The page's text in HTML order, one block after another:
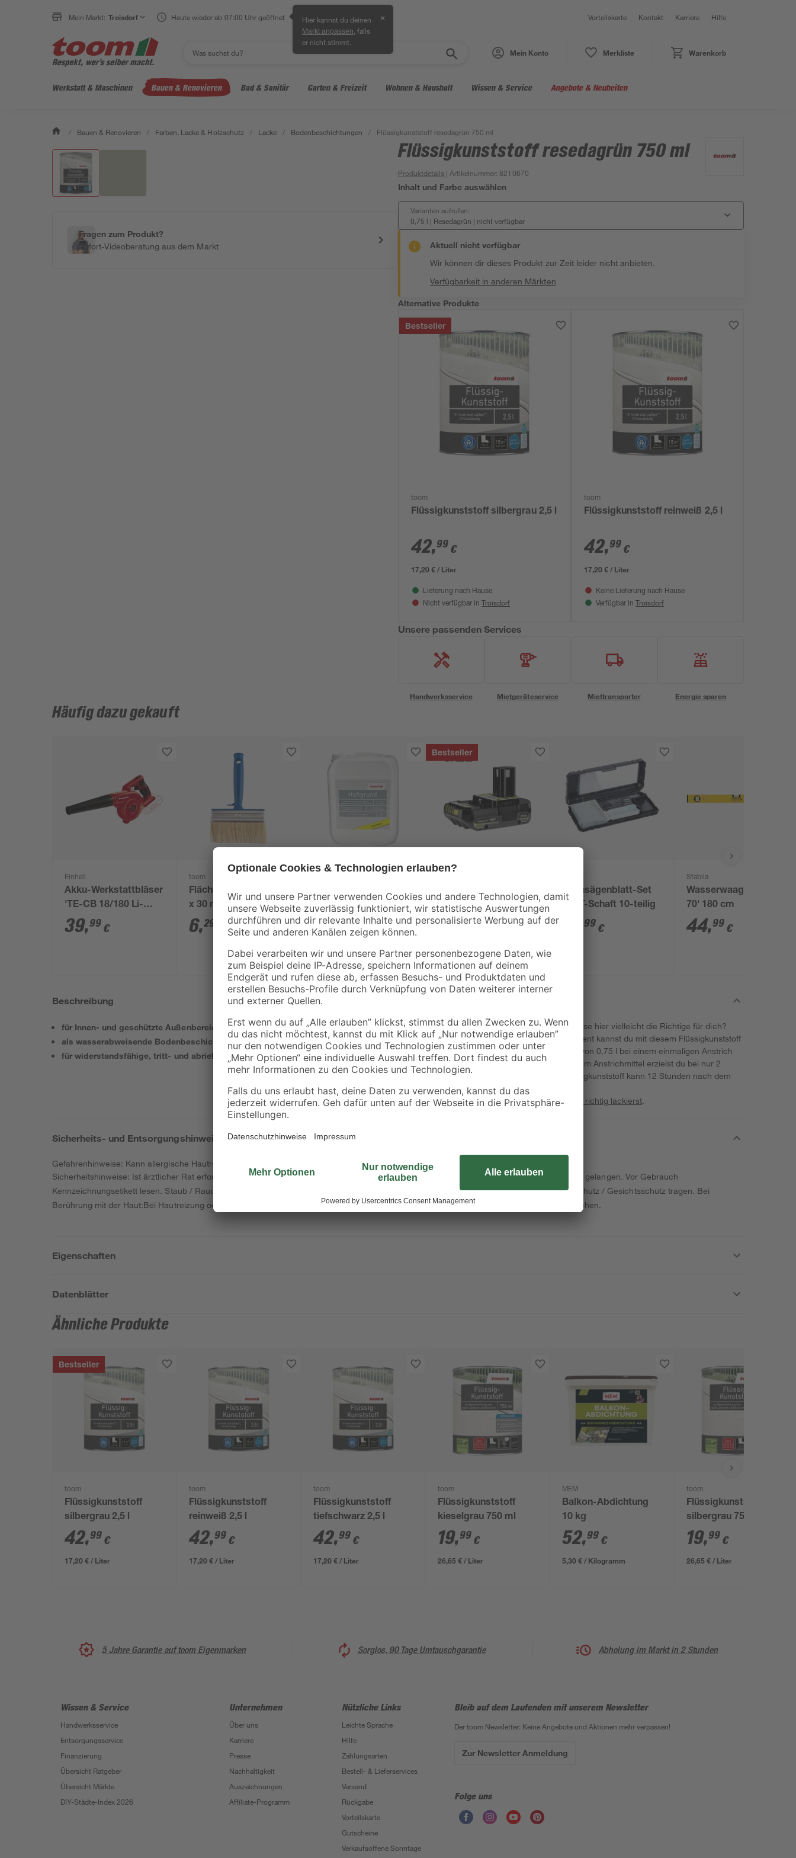
Mein Markt: Troisdorf Heute wieder ab 07:00 Uhr geöffnet Hier kannst du deinen
Markt anpassen , falls
er nicht stimmt.
✕ Vorteilskarte Kontakt Karriere Hilfe
Mein Konto Merkliste Warenkorb
Werkstatt & Maschinen Bauen & Renovieren Bad & Sanitär Garten & Freizeit Wohnen & Haushalt Wissen & Service Angebote & Neuheiten
/ Bauen & Renovieren / Farben, Lacke & Holzschutz / Lacke / Bodenbeschichtungen / Flüssigkunststoff resedagrün 750 ml
Fragen zum Produkt?
Sofort-Videoberatung aus dem Markt
Flüssigkunststoff resedagrün 750 ml
Produktdetails | Artikelnummer: 8210670
Inhalt und Farbe auswählen
Varianten aufrufen:
0,75 l | Resedagrün | nicht verfügbar
Aktuell nicht verfügbar
Wir können dir dieses Produkt zur Zeit leider nicht anbieten.
Verfügbarkeit in anderen Märkten
Alternative Produkte
Bestseller
toom
Flüssigkunststoff silbergrau 2,5 l
42,99 €
17,20 € / Liter
Lieferung nach Hause
Nicht verfügbar in Troisdorf
toom
Flüssigkunststoff reinweiß 2,5 l
42,99 €
17,20 € / Liter
Keine Lieferung nach Hause
Verfügbar in Troisdorf
Unsere passenden Services
Handwerksservice Mietgeräteservice Miettransporter Energie sparen
Häufig dazu gekauft
Einhell
Akku-Werkstattbläser
'TE-CB 18/180 Li-
Solo' ohne Akku und
Ladegerät
39,99 €
toom
Flächenstreicher 120
x 30 mm
6,29
Haftgrund 10 l
37,99€
3,80 € / Liter
Bestseller
Akku 'ONE+ RB1825C
LI-ION' 18 V 2,5 Ah
59,99
Stichsägenblatt-Set
mit T-Schaft 10-teilig
99 €
Stabila
Wasserwaage 'Type
70' 180 cm
44,99 €
Beschreibung
für Innen- und geschützte Außenbereiche
als wasserabweisende Bodenbeschichtung
für widerstandsfähige, tritt- und abriebfeste Oberflächen
Beschichtungen erfüllen viele Funktionen. Ist diese hier vielleicht die Richtige für dich?
Mineralische Untergründe, Beton und Faserzement kannst du mit diesem Flüssigkunststoff
von Toom bearbeiten. Du kannst mit dem Inhalt von 0,75 l bei einem einmaligen Anstrich
größere Flächen bis zu 4,5 m² behandeln. Mit dem Anstrichmittel erzielst du bei nur 2
Anstrichen bereits ein gutes Ergebnis. Der Flüssigkunststoff kann 12 Stunden nach dem
Anstrich zu guter Letzt überstrichen werden.
Erfahre mehr darüber, wie du deineBauprojekte richtig lackierst.
Sicherheits- und Entsorgungshinweise
Gefahrenhinweise: Kann allergische Hautreaktionen verursachen.
Sicherheitshinweise: Ist ärztlicher Rat erforderlich, Verpackung oder Kennzeichnungsetikett bereithalten. Darf nicht in die Hände von Kindern gelangen. Vor Gebrauch
Kennzeichnungsetikett lesen. Staub / Rauch / Gas / Nebel / Dampf / Aerosol nicht einatmen. Schutzhandschuhe / Schutzkleidung / Augenschutz / Gesichtsschutz tragen. Bei
Berührung mit der Haut:Bei Hautreizung oder -ausschlag: Ärztlichen Rat einholen / ärztliche Hilfe hinzuziehen. Kontaminierte Kleidung ausziehen.
Eigenschaften
Datenblätter
Ähnliche Produkte
Bestseller
toom
Flüssigkunststoff
silbergrau 2,5 l
42,99 €
17,20 € / Liter
toom
Flüssigkunststoff
reinweiß 2,5 l
42,99 €
17,20 € / Liter
toom
Flüssigkunststoff
tiefschwarz 2,5 l
42,99 €
17,20 € / Liter
toom
Flüssigkunststoff
kieselgrau 750 ml
19,99 €
26,65 € / Liter
MEM
Balkon-Abdichtung
10 kg
52,99 €
5,30 € / Kilogramm
toom
Flüssigkunststoff
silbergrau 750 ml
19,99 €
26,65 € / Liter
5 Jahre Garantie auf toom Eigenmarken Sorglos, 90 Tage Umtauschgarantie Abholung im Markt in 2 Stunden
Wissen & Service
Handwerksservice
Entsorgungsservice
Finanzierung
Übersicht Ratgeber
Übersicht Märkte
DIY-Städte-Index 2026
Unternehmen
Über uns
Karriere
Presse
Nachhaltigkeit
Auszeichnungen
Affiliate-Programm
Nützliche Links
Leichte Sprache
Hilfe
Zahlungsarten
Bestell- & Lieferservices
Versand
Rückgabe
Vorteilskarte
Gutscheine
Verkaufsoffene Sonntage
Bleib auf dem Laufenden mit unserem Newsletter
Der toom Newsletter: Keine Angebote und Aktionen mehr verpassen!
Zur Newsletter Anmeldung
Folge uns